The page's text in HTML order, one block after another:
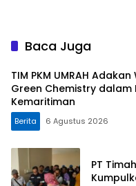
Baca Juga
TIM PKM UMRAH
Green Chemistry dalam
Kemaritiman
Berita 6 Agustus 2026
PT